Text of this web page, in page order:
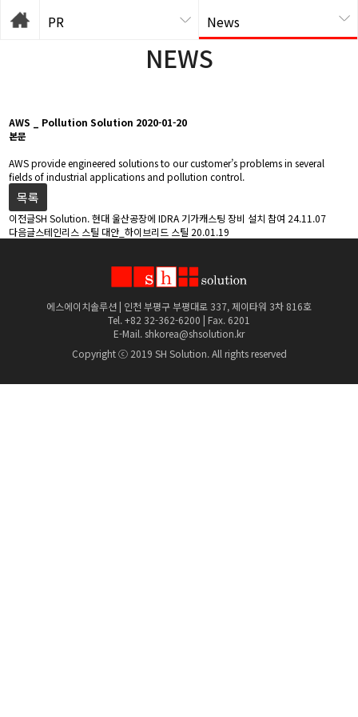
PR News
NEWS
AWS _ Pollution Solution 2020-01-20
본문
AWS provide engineered solutions to our customer’s problems in several
fields of industrial applications and pollution control.
목록
이전글SH Solution. 현대 울산공장에 IDRA 기가캐스팅 장비 설치 참여 24.11.07
다음글스테인리스 스틸 대안_하이브리드 스틸 20.01.19
에스에이치솔루션 | 인천 부평구 부평대로 337, 제이타워 3차 816호
Tel. +82 32-362-6200 | Fax. 6201
E-Mail. shkorea@shsolution.kr
Copyright ⓒ 2019 SH Solution. All rights reserved